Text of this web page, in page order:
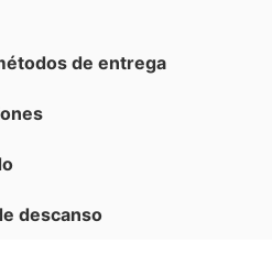
de entrega
descanso